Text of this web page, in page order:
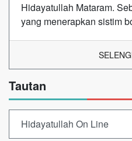
Hidayatullah Mataram.
yang menerapkan sistim
Tautan
Hidayatullah On Line